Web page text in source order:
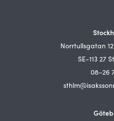
Norrtullsgatan
SE-113 27
08–26